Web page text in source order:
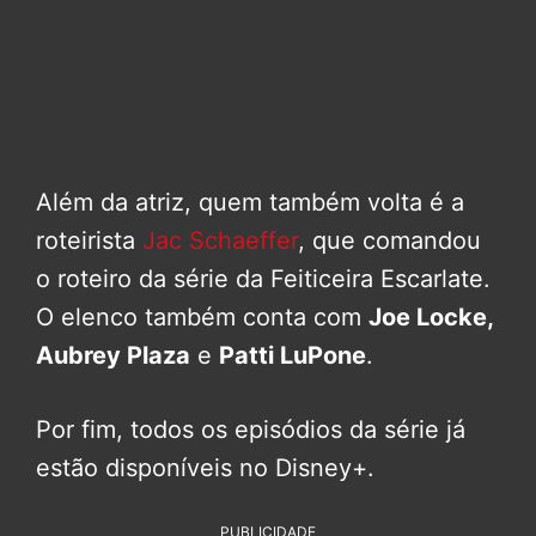
Além da atriz, quem também volta é a
roteirista Jac Schaeffer, que comandou
o roteiro da série da Feiticeira Escarlate.
O elenco também conta com Joe Locke,
Aubrey Plaza e Patti LuPone.
Por fim, todos os episódios da série já
estão disponíveis no Disney+.
PUBLICIDADE